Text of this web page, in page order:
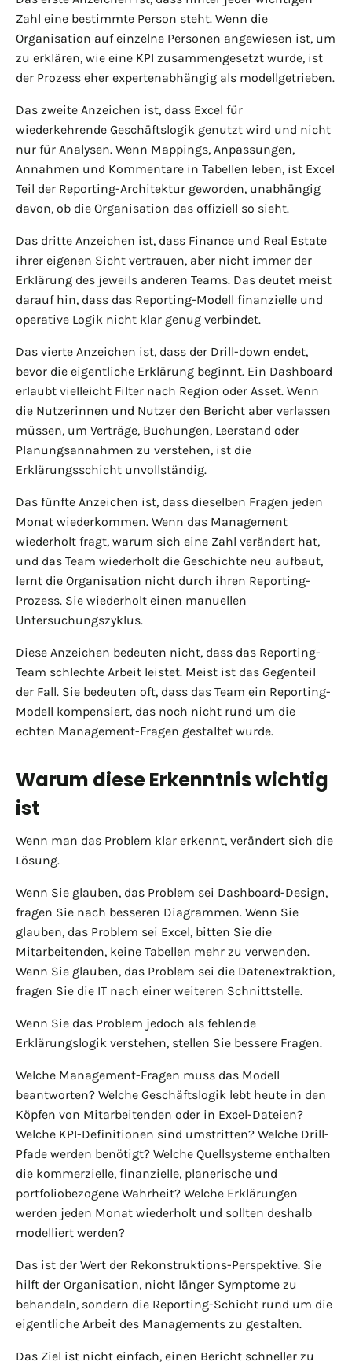
Zahl eine bestimmte Person steht. Wenn die
Organisation auf einzelne Personen angewiesen ist, um
zu erklären, wie eine KPI zusammengesetzt wurde, ist
der Prozess eher expertenabhängig als modellgetrieben.
Das zweite Anzeichen ist, dass Excel für
wiederkehrende Geschäftslogik genutzt wird und nicht
nur für Analysen. Wenn Mappings, Anpassungen,
Annahmen und Kommentare in Tabellen leben, ist Excel
Teil der Reporting-Architektur geworden, unabhängig
davon, ob die Organisation das offiziell so sieht.
Das dritte Anzeichen ist, dass Finance und Real Estate
ihrer eigenen Sicht vertrauen, aber nicht immer der
Erklärung des jeweils anderen Teams. Das deutet meist
darauf hin, dass das Reporting-Modell finanzielle und
operative Logik nicht klar genug verbindet.
Das vierte Anzeichen ist, dass der Drill-down endet,
bevor die eigentliche Erklärung beginnt. Ein Dashboard
erlaubt vielleicht Filter nach Region oder Asset. Wenn
die Nutzerinnen und Nutzer den Bericht aber verlassen
müssen, um Verträge, Buchungen, Leerstand oder
Planungsannahmen zu verstehen, ist die
Erklärungsschicht unvollständig.
Das fünfte Anzeichen ist, dass dieselben Fragen jeden
Monat wiederkommen. Wenn das Management
wiederholt fragt, warum sich eine Zahl verändert hat,
und das Team wiederholt die Geschichte neu aufbaut,
lernt die Organisation nicht durch ihren Reporting-
Prozess. Sie wiederholt einen manuellen
Untersuchungszyklus.
Diese Anzeichen bedeuten nicht, dass das Reporting-
Team schlechte Arbeit leistet. Meist ist das Gegenteil
der Fall. Sie bedeuten oft, dass das Team ein Reporting-
Modell kompensiert, das noch nicht rund um die
echten Management-Fragen gestaltet wurde.
Warum diese Erkenntnis wichtig
ist
Wenn man das Problem klar erkennt, verändert sich die
Lösung.
Wenn Sie glauben, das Problem sei Dashboard-Design,
fragen Sie nach besseren Diagrammen. Wenn Sie
glauben, das Problem sei Excel, bitten Sie die
Mitarbeitenden, keine Tabellen mehr zu verwenden.
Wenn Sie glauben, das Problem sei die Datenextraktion,
fragen Sie die IT nach einer weiteren Schnittstelle.
Wenn Sie das Problem jedoch als fehlende
Erklärungslogik verstehen, stellen Sie bessere Fragen.
Welche Management-Fragen muss das Modell
beantworten? Welche Geschäftslogik lebt heute in den
Köpfen von Mitarbeitenden oder in Excel-Dateien?
Welche KPI-Definitionen sind umstritten? Welche Drill-
Pfade werden benötigt? Welche Quellsysteme enthalten
die kommerzielle, finanzielle, planerische und
portfoliobezogene Wahrheit? Welche Erklärungen
werden jeden Monat wiederholt und sollten deshalb
modelliert werden?
Das ist der Wert der Rekonstruktions-Perspektive. Sie
hilft der Organisation, nicht länger Symptome zu
behandeln, sondern die Reporting-Schicht rund um die
eigentliche Arbeit des Managements zu gestalten.
Das Ziel ist nicht einfach, einen Bericht schneller zu